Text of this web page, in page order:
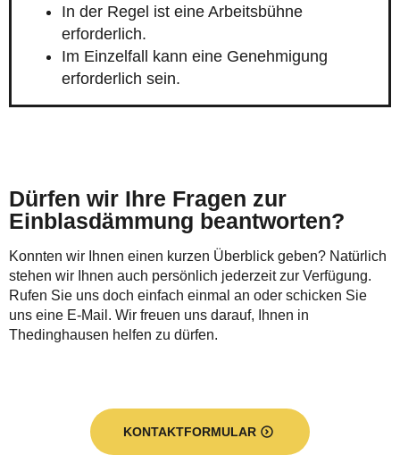
In der Regel ist eine Arbeitsbühne
erforderlich.
Im Einzelfall kann eine Genehmigung
erforderlich sein.
Dürfen wir Ihre Fragen zur
Einblasdämmung beantworten?
Konnten wir Ihnen einen kurzen Überblick geben? Natürlich
stehen wir Ihnen auch persönlich jederzeit zur Verfügung.
Rufen Sie uns doch einfach einmal an oder schicken Sie
uns eine E-Mail. Wir freuen uns darauf, Ihnen in
Thedinghausen helfen zu dürfen.
KONTAKTFORMULAR